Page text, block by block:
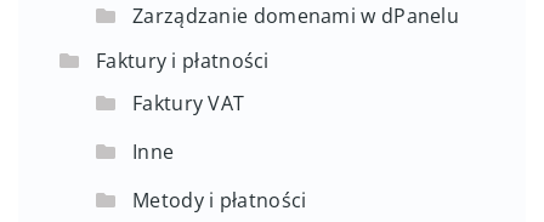
Zarządzanie domenami w dPanelu
Faktury i płatności
Faktury VAT
Inne
Metody i płatności